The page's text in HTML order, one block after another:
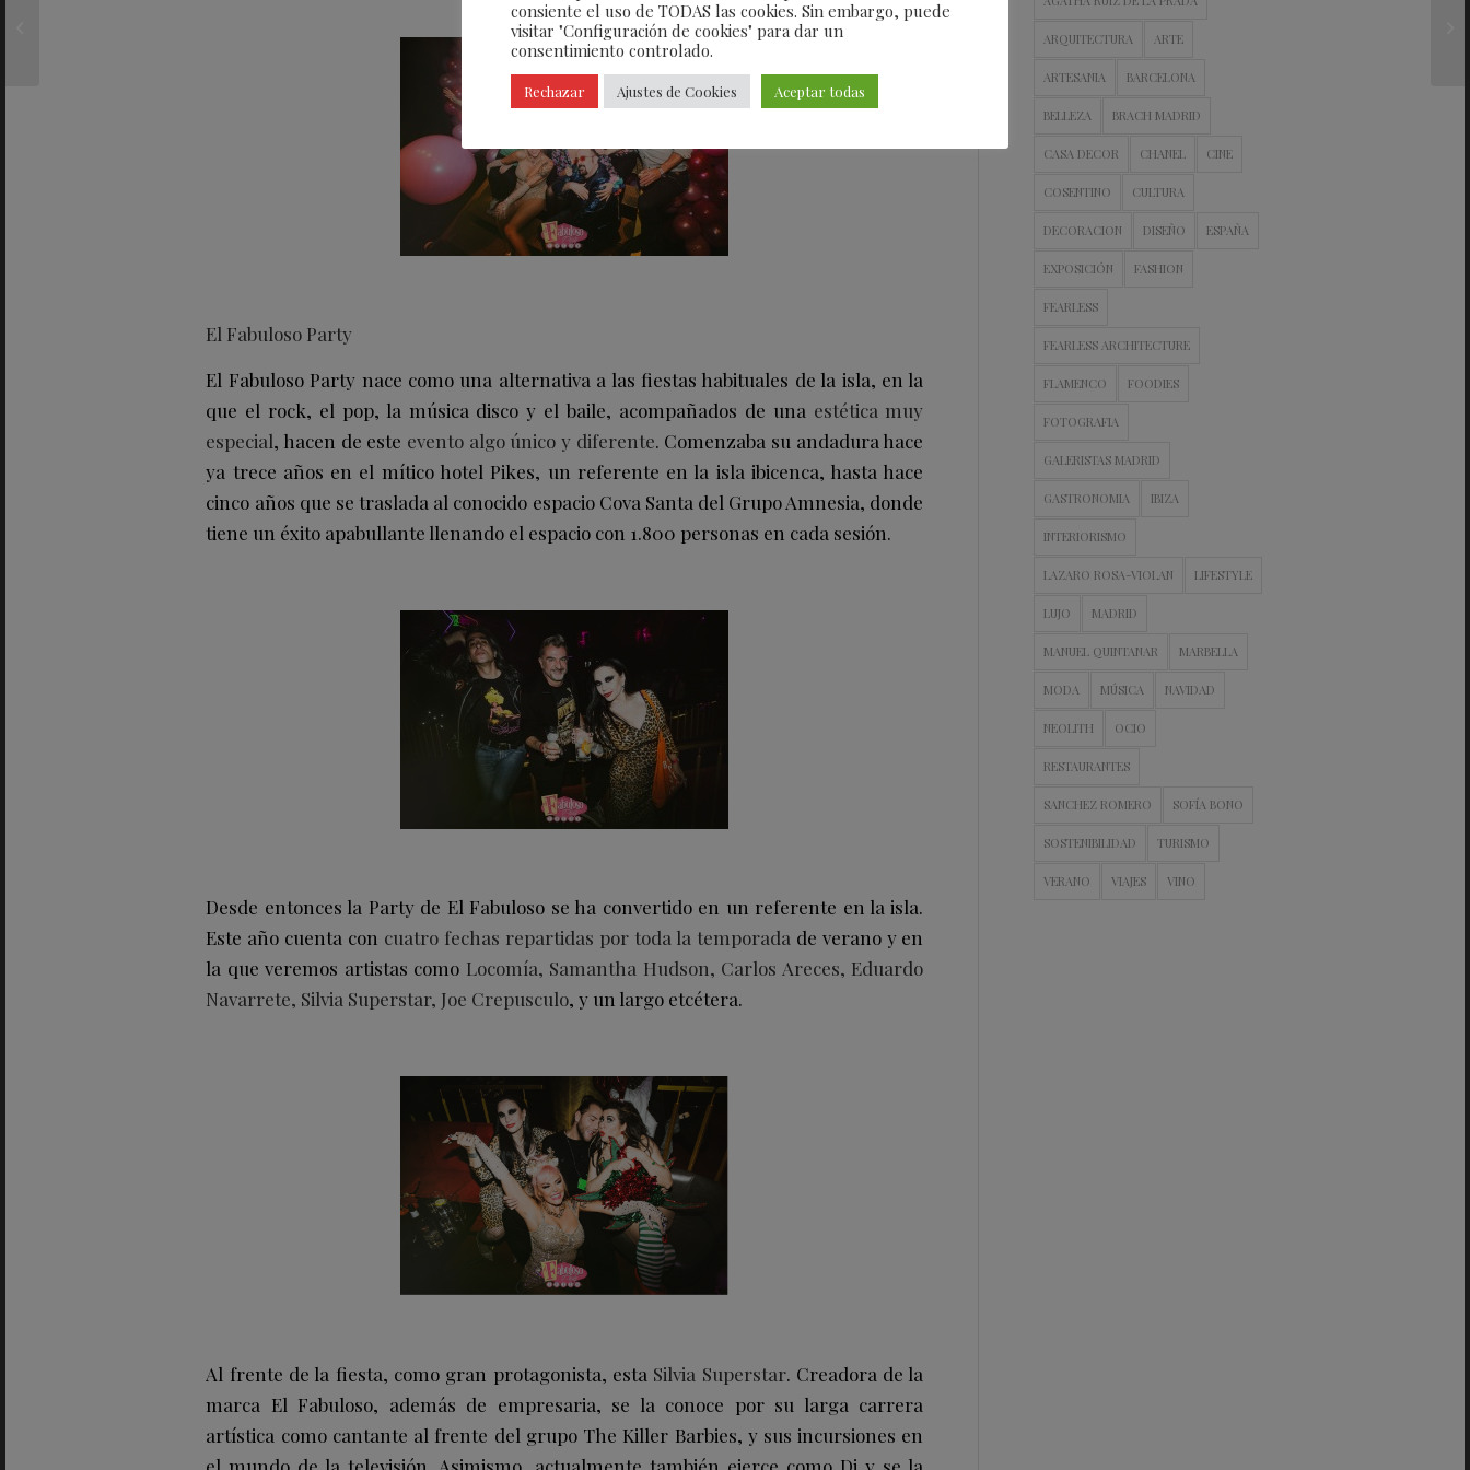
El Fabuloso Party
El Fabuloso Party nace como una alternativa a las fiestas habituales de la isla, en la
que el rock, el pop, la música disco y el baile, acompañados de una estética muy
especial, hacen de este evento algo único y diferente. Comenzaba su andadura hace
ya trece años en el mítico hotel Pikes, un referente en la isla ibicenca, hasta hace
cinco años que se traslada al conocido espacio Cova Santa del Grupo Amnesia, donde
tiene un éxito apabullante llenando el espacio con 1.800 personas en cada sesión.
Desde entonces la Party de El Fabuloso se ha convertido en un referente en la isla.
Este año cuenta con cuatro fechas repartidas por toda la temporada de verano y en
la que veremos artistas como Locomía, Samantha Hudson, Carlos Areces, Eduardo
Navarrete, Silvia Superstar, Joe Crepusculo, y un largo etcétera.
Al frente de la fiesta, como gran protagonista, esta Silvia Superstar. Creadora de la
marca El Fabuloso, además de empresaria, se la conoce por su larga carrera
artística como cantante al frente del grupo The Killer Barbies, y sus incursiones en
el mundo de la televisión. Asimismo, actualmente también ejerce como Dj y se la
ARQUITECTURA ARTE
ARTESANIA BARCELONA
BELLEZA BRACH MADRID
CASA DECOR CHANEL CINE
COSENTINO CULTURA
DECORACION DISEÑO ESPAÑA
EXPOSICIÓN FASHION
FEARLESS
FEARLESS ARCHITECTURE
FLAMENCO FOODIES
FOTOGRAFIA
GALERISTAS MADRID
GASTRONOMIA IBIZA
INTERIORISMO
LAZARO ROSA-VIOLAN LIFESTYLE
LUJO MADRID
MANUEL QUINTANAR MARBELLA
MODA MÚSICA NAVIDAD
NEOLITH OCIO
RESTAURANTES
SANCHEZ ROMERO SOFÍA BONO
SOSTENIBILIDAD TURISMO
VERANO VIAJES VINO
consiente el uso de TODAS las cookies. Sin embargo, puede
visitar "Configuración de cookies" para dar un
consentimiento controlado.
Rechazar Ajustes de Cookies Aceptar todas